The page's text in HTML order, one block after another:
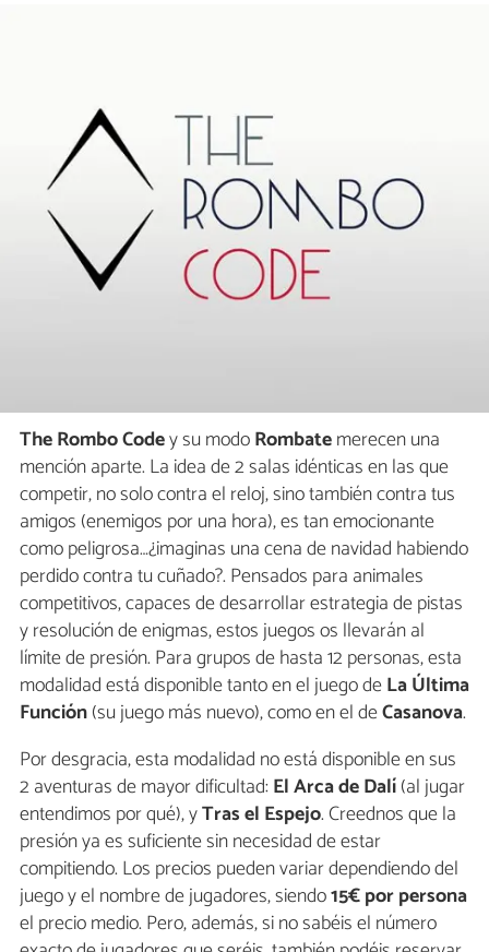
The Rombo Codey su modoRombatemerecen una
mención aparte. La idea de 2 salas idénticas en las que
competir, no solo contra el reloj, sino también contra tus
amigos (enemigos por una hora), es tan emocionante
como peligrosa…¿imaginas una cena de navidad habiendo
perdido contra tu cuñado?. Pensados para animales
competitivos, capaces de desarrollar estrategia de pistas
y resolución de enigmas, estos juegos os llevarán al
límite de presión. Para grupos de hasta 12 personas, esta
modalidad está disponible tanto en el juego deLa Última
Función(su juego más nuevo), como en el deCasanova.
Por desgracia, esta modalidad no está disponible en sus
2 aventuras de mayor dificultad:El Arca de Dalí(al jugar
entendimos por qué), yTras el Espejo. Creednos que la
presión ya es suficiente sin necesidad de estar
compitiendo. Los precios pueden variar dependiendo del
juego y el nombre de jugadores, siendo15€ por persona
el precio medio. Pero, además, si no sabéis el número